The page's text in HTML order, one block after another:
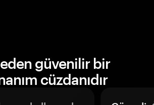
güvenilir bir
cüzdanıdır